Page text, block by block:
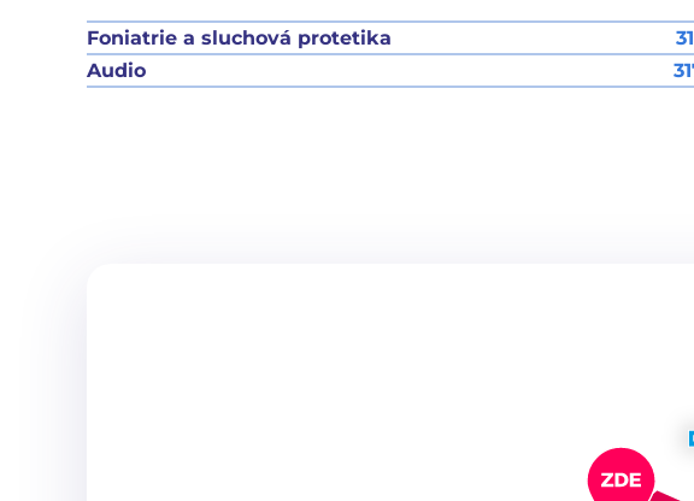
Foniatrie a sluchová protetika
Audio